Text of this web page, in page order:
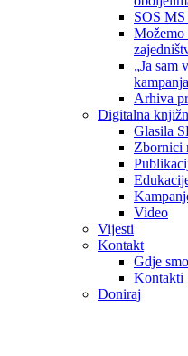
SOS
Možemo
„Ja sam
Arhiva
Digitalna
Glasila
Zbornici
Video
Vijesti
Kontakt
Gdje
Kontakti
Doniraj